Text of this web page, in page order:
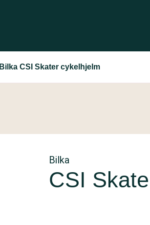
Bilka CSI Skater cykelhjelm
Bilka
CSI